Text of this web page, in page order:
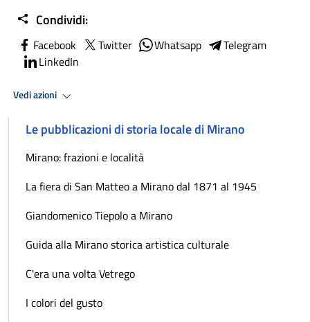
Condividi:
Facebook Twitter Whatsapp
Telegram
LinkedIn
Vedi azioni
Le pubblicazioni di storia locale di Mirano
Mirano: frazioni e località
La fiera di San Matteo a Mirano dal 1871 al 1945
Giandomenico Tiepolo a Mirano
Guida alla Mirano storica artistica culturale
C'era una volta Vetrego
I colori del gusto